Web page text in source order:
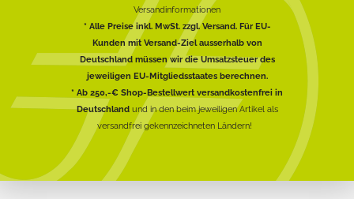
Versandinformationen
* Alle Preise inkl. MwSt. zzgl. Versand. Für EU-
Kunden mit Versand-Ziel ausserhalb von
Deutschland müssen wir die Umsatzsteuer des
jeweiligen EU-Mitgliedsstaates berechnen.
* Ab 250,-€ Shop-Bestellwert versandkostenfrei in
Deutschlandund in den beim jeweiligen Artikel als
versandfrei gekennzeichneten Ländern!